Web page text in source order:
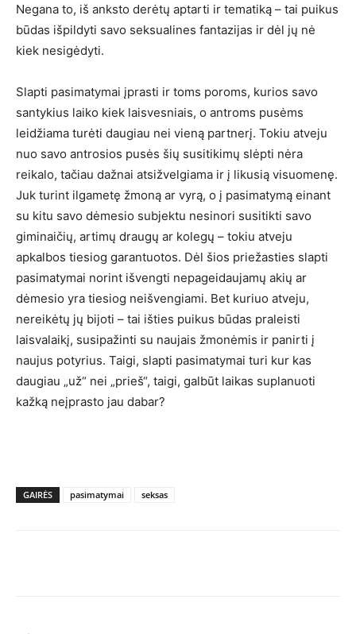
Negana to, iš anksto derėtų aptarti ir tematiką – tai puikus
būdas išpildyti savo seksualines fantazijas ir dėl jų nė
kiek nesigėdyti.
Slapti pasimatymai įprasti ir toms poroms, kurios savo
santykius laiko kiek laisvesniais, o antroms pusėms
leidžiama turėti daugiau nei vieną partnerį. Tokiu atveju
nuo savo antrosios pusės šių susitikimų slėpti nėra
reikalo, tačiau dažnai atsižvelgiama ir į likusią visuomenę.
Juk turint ilgametę žmoną ar vyrą, o į pasimatymą einant
su kitu savo dėmesio subjektu nesinori susitikti savo
giminaičių, artimų draugų ar kolegų – tokiu atveju
apkalbos tiesiog garantuotos. Dėl šios priežasties slapti
pasimatymai norint išvengti nepageidaujamų akių ar
dėmesio yra tiesiog neišvengiami. Bet kuriuo atveju,
nereikėtų jų bijoti – tai išties puikus būdas praleisti
laisvalaikį, susipažinti su naujais žmonėmis ir panirti į
naujus potyrius. Taigi, slapti pasimatymai turi kur kas
daugiau „už“ nei „prieš“, taigi, galbūt laikas suplanuoti
kažką neįprasto jau dabar?
GAIRĖS pasimatymai seksas